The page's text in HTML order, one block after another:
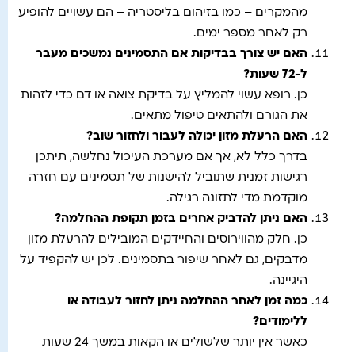
מהמקרים – כמו בזיהום בליסטריה – הם עשויים להופיע
רק לאחר מספר ימים.
האם יש צורך בבדיקות אם התסמינים נמשכים מעבר
ל-72 שעות
?
כן. רופא עשוי להמליץ על בדיקת צואה או דם כדי לזהות
את הגורם ולהתאים טיפול מתאים.
האם הרעלת מזון יכולה לעבור ולחזור שוב?
בדרך כלל לא, אך אם מערכת העיכול נחלשה, תיתכן
רגישות זמנית שתוביל להישנות של תסמינים עם חזרה
מוקדמת מדי לתזונה רגילה.
האם ניתן להדביק אחרים בזמן תקופת ההחלמה?
כן. חלק מהווירוסים והחיידקים המובילים להרעלת מזון
מדבקים, גם לאחר שיפור בתסמינים. לכן יש להקפיד על
היגיינה.
כמה זמן לאחר ההחלמה ניתן לחזור לעבודה או
ללימודים?
כאשר אין יותר שלשולים או הקאות במשך 24 שעות